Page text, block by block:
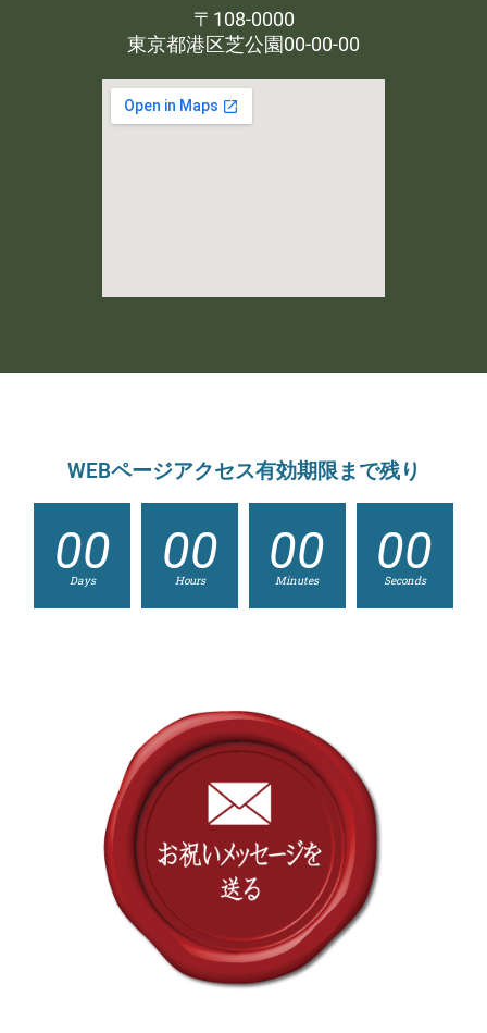
〒108-0000
東京都港区芝公園00-00-00
WEBページアクセス有効期限まで残り
00
Days
00
Hours
00
Minutes
00
Seconds